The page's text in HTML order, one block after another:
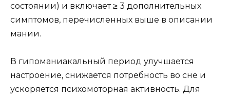
состоянии) и включает ≥ 3 дополнительных
симптомов, перечисленных выше в описании
мании.
В гипоманиакальный период улучшается
настроение, снижается потребность во сне и
ускоряется психомоторная активность. Для